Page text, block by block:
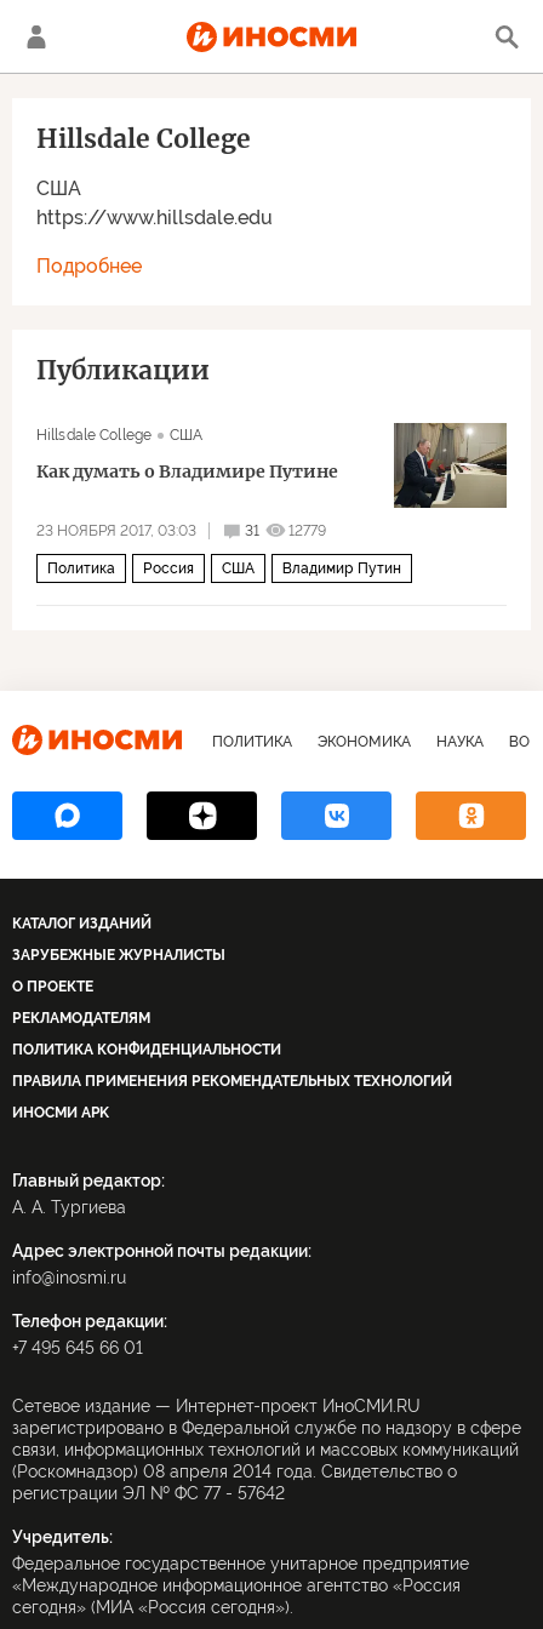
США
https://www.hillsdale.edu
Hillsdale College
Подробнее
Публикации
Hillsdale College США
Как думать о Владимире Путине
23 НОЯБРЯ 2017, 03:03 31 12779
Политика Россия США Владимир Путин
ПОЛИТИКА ЭКОНОМИКА НАУКА
КАТАЛОГ ИЗДАНИЙ
ЗАРУБЕЖНЫЕ ЖУРНАЛИСТЫ
О ПРОЕКТЕ
РЕКЛАМОДАТЕЛЯМ
ПОЛИТИКА КОНФИДЕНЦИАЛЬНОСТИ
ПРАВИЛА ПРИМЕНЕНИЯ РЕКОМЕНДАТЕЛЬНЫХ ТЕХНОЛОГИЙ
ИНОСМИ APK
Главный редактор:
А. А. Тургиева
Адрес электронной почты редакции:
info@inosmi.ru
Телефон редакции:
+7 495 645 66 01
Сетевое издание — Интернет-проект ИноСМИ.RU
зарегистрировано в Федеральной службе по надзору в сфере
связи, информационных технологий и массовых коммуникаций
(Роскомнадзор) 08 апреля 2014 года. Свидетельство о
регистрации ЭЛ № ФС 77 - 57642
Учредитель:
Федеральное государственное унитарное предприятие
«Международное информационное агентство «Россия
сегодня» (МИА «Россия сегодня»).